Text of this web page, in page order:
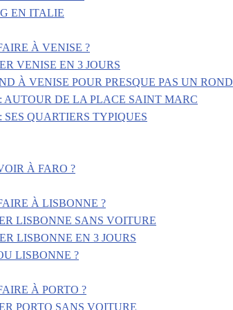
EN ITALIE
À VENISE ?
VENISE EN 3 JOURS
À VENISE POUR PRESQUE PAS UN ROND
AUTOUR DE LA PLACE SAINT MARC
SES QUARTIERS TYPIQUES
À FARO ?
À LISBONNE ?
LISBONNE SANS VOITURE
LISBONNE EN 3 JOURS
LISBONNE ?
À PORTO ?
PORTO SANS VOITURE